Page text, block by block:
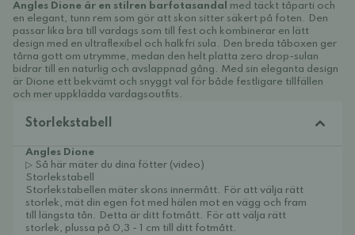
Angles Dione är en stilren barfotasandal med täckt tåparti och
en elegant, tunn rem som gör att skon sitter säkert på foten. Den
passar lika bra till vardags som till fest och kombinerar en lätt
design med en ultraflexibel och halkfri sula. Den breda tåboxen ger
tårna gott om utrymme, medan den helt platta zero drop-sulan
bidrar till en naturlig och avslappnad gång. Med sin eleganta design
är Dione ett bekvämt och snyggt val för både festligare tillfällen
och mer uppklädda vardagsoutfits.
Storlekstabell
Angles Dione
▷ Så här mäter du dina fötter (video)
Storlekstabell
Storlekstabellen mäter skons innermått. För att välja rätt
storlek, mät din egen fot med hälen mot en vägg och fram
till längsta tån. Detta är ditt fotmått. För att välja rätt
storlek, plussa på 0,3 - 1 cm till ditt fotmått.